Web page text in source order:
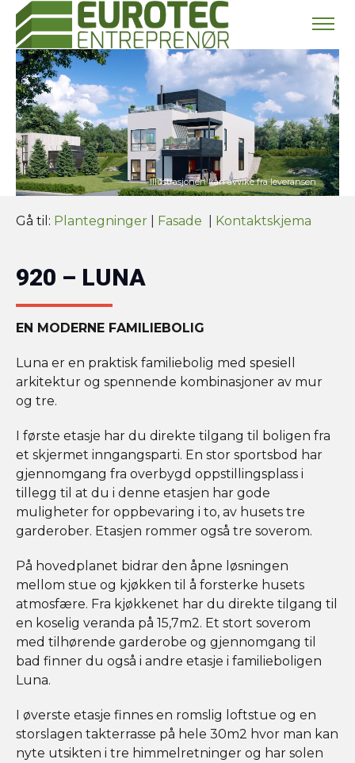
Gå til: Plantegninger Fasade Kontaktskjema
920 – LUNA
EN MODERNE FAMILIEBOLIG
Luna er en praktisk familiebolig med spesiell
arkitektur og spennende kombinasjoner av mur
og tre.
I første etasje har du direkte tilgang til boligen fra
et skjermet inngangsparti. En stor sportsbod har
gjennomgang fra overbygd oppstillingsplass i
tillegg til at du i denne etasjen har gode
muligheter for oppbevaring i to, av husets tre
garderober. Etasjen rommer også tre soverom.
På hovedplanet bidrar den åpne løsningen
mellom stue og kjøkken til å forsterke husets
atmosfære. Fra kjøkkenet har du direkte tilgang til
en koselig veranda på 15,7m2. Et stort soverom
med tilhørende garderobe og gjennomgang til
bad finner du også i andre etasje i familieboligen
Luna.
I øverste etasje finnes en romslig loftstue og en
storslagen takterrasse på hele 30m2 hvor man kan
nyte utsikten i tre himmelretninger og har solen